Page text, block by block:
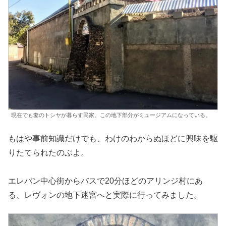
現在でも妻のトシヤが暮らす民家。この地下部分がミュージアムになっている。
もはや事前知識だけでも、わけのわからぬほどに興味を駆
りたてられたのぶよ。
エレバン中心街からバスで20分ほどのアリンジ村にあ
る、レヴォンの地下迷宮へと実際に行ってみました。